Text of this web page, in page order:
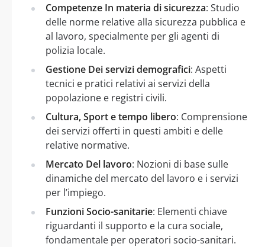
Competenze In materia di sicurezza: Studio
delle norme relative alla sicurezza pubblica e
al lavoro, specialmente per gli agenti di
polizia locale.
Gestione Dei servizi demografici: Aspetti
tecnici e pratici relativi ai servizi della
popolazione e registri civili.
Cultura, Sport e tempo libero: Comprensione
dei servizi offerti in questi ambiti e delle
relative normative.
Mercato Del lavoro: Nozioni di base sulle
dinamiche del mercato del lavoro e i servizi
per l’impiego.
Funzioni Socio-sanitarie: Elementi chiave
riguardanti il supporto e la cura sociale,
fondamentale per operatori socio-sanitari.